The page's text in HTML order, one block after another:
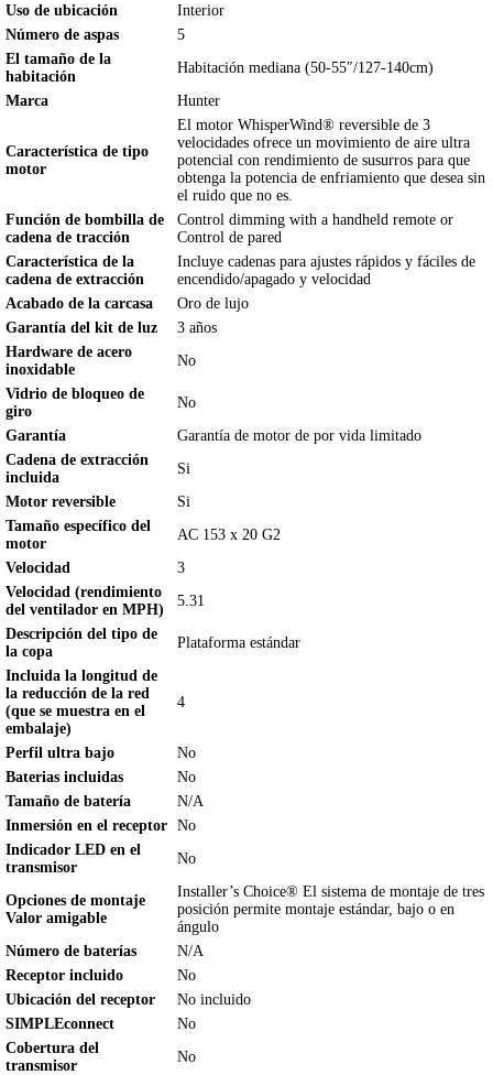
Uso de ubicación
Interior
Número de aspas
5
El tamaño de la
habitación
Habitación mediana (50-55″/127-140cm)
Marca
Hunter
Característica de tipo
motor
El motor WhisperWind® reversible de 3
velocidades ofrece un movimiento de aire ultra
potencial con rendimiento de susurros para que
obtenga la potencia de enfriamiento que desea sin
el ruido que no es.
Función de bombilla de
cadena de tracción
Control dimming with a handheld remote or
Control de pared
Característica de la
cadena de extracción
Incluye cadenas para ajustes rápidos y fáciles de
encendido/apagado y velocidad
Acabado de la carcasa
Oro de lujo
Garantía del kit de luz
3 años
Hardware de acero
inoxidable
No
Vidrio de bloqueo de
giro
No
Garantía
Garantía de motor de por vida limitado
Cadena de extracción
incluida
Si
Motor reversible
Si
Tamaño específico del
motor
AC 153 x 20 G2
Velocidad
3
Velocidad (rendimiento
del ventilador en MPH)
5.31
Descripción del tipo de
la copa
Plataforma estándar
Incluida la longitud de
la reducción de la red
(que se muestra en el
embalaje)
4
Perfil ultra bajo
No
Baterias incluidas
No
Tamaño de batería
N/A
Inmersión en el receptor No
Indicador LED en el
transmisor
No
Opciones de montaje
Valor amigable
Installer’s Choice® El sistema de montaje de tres
posición permite montaje estándar, bajo o en
ángulo
Número de baterías
N/A
Receptor incluido
No
Ubicación del receptor
No incluido
SIMPLEconnect
No
Cobertura del
transmisor
No